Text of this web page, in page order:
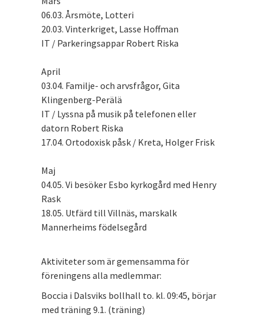
06.03. Årsmöte, Lotteri
20.03. Vinterkriget, Lasse Hoffman
IT / Parkeringsappar Robert Riska
April
03.04. Familje- och arvsfrågor, Gita
Klingenberg-Perälä
IT / Lyssna på musik på telefonen eller
datorn Robert Riska
17.04. Ortodoxisk påsk / Kreta, Holger Frisk
Maj
04.05. Vi besöker Esbo kyrkogård med Henry
Rask
18.05. Utfärd till Villnäs, marskalk
Mannerheims födelsegård
Aktiviteter som är gemensamma för
föreningens alla medlemmar:
Boccia i Dalsviks bollhall to. kl. 09:45, börjar
med träning 9.1. (träning)